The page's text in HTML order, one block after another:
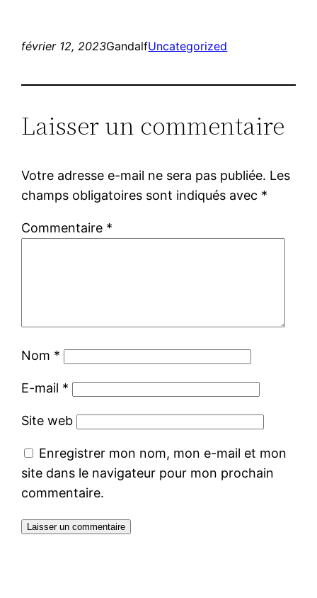
février 12, 2023GandalfUncategorized
Laisser un commentaire
Votre adresse e-mail ne sera pas publiée. Les
champs obligatoires sont indiqués avec *
Commentaire *
Nom *
E-mail *
Site web
Enregistrer mon nom, mon e-mail et mon
site dans le navigateur pour mon prochain
commentaire.